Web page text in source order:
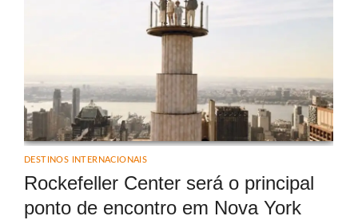
DESTINOS INTERNACIONAIS
Rockefeller Center será o principal
ponto de encontro em Nova York